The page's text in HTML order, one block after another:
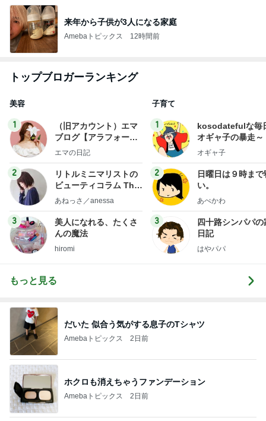
来年から子供が3人になる家庭
Amebaトピックス 12時間前
トップブロガーランキング
美容
1
（旧アカウント）エマ
ブログ【アラフォー会
社売却セカンドライ
エマの日記
2
リトルミニマリストの
ビューティコラム The
little minimalist's bea
あねっさ／anessa
3
美人になれる、たくさ
んの魔法
hiromi
子育て
1
kosodatefulな毎
オギャ子の暴走～
オギャ子
2
日曜日は９時まで
い。
あべかわ
3
四十路シンパパの
日記
はやパパ
もっと見る
だいた 似合う気がする息子のTシャツ
Amebaトピックス 2日前
ホクロも消えちゃうファンデーション
Amebaトピックス 2日前